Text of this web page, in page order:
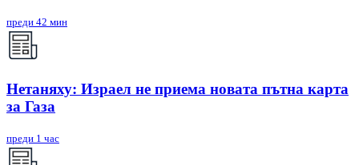
преди 42 мин
Нетаняху: Израел не приема новата пътна карта
за Газа
преди 1 час